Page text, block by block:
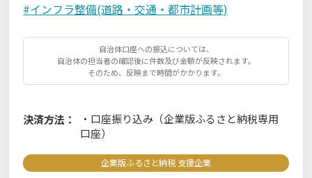
#インフラ整備(道路・交通・都市計画等)
自治体口座への振込については、
自治体の担当者の確認後に件数及び金額が反映されます。
そのため、反映まで時間がかかります。
決済方法： ・ 口座振り込み（企業版ふるさと納税専用
口座）
企業版ふるさと納税 支援企業